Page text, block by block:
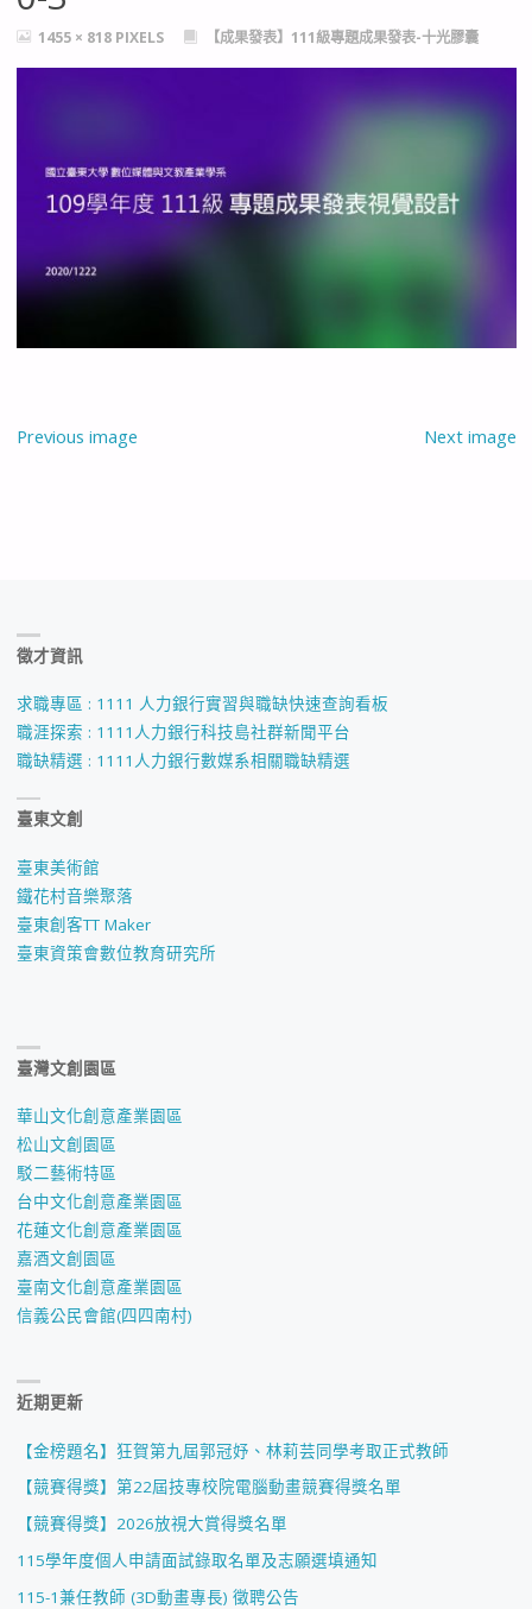
FULL1455 × 818 PIXELS 【成果發表】111級專題成果發表-十光膠囊
Previous image Next image
徵才資訊
求職專區 : 1111 人力銀行實習與職缺快速查詢看板
職涯探索 : 1111人力銀行科技島社群新聞平台
職缺精選 : 1111人力銀行數媒系相關職缺精選
臺東文創
臺東美術館
鐵花村音樂聚落
臺東創客TT Maker
臺東資策會數位教育研究所
臺灣文創園區
華山文化創意產業園區
松山文創園區
駁二藝術特區
台中文化創意產業園區
花蓮文化創意產業園區
嘉酒文創園區
臺南文化創意產業園區
信義公民會館(四四南村)
近期更新
【金榜題名】狂賀第九屆郭冠妤、林莉芸同學考取正式教師
【競賽得獎】第22屆技專校院電腦動畫競賽得獎名單
【競賽得獎】2026放視大賞得獎名單
115學年度個人申請面試錄取名單及志願選填通知
115-1兼任教師 (3D動畫專長) 徵聘公告